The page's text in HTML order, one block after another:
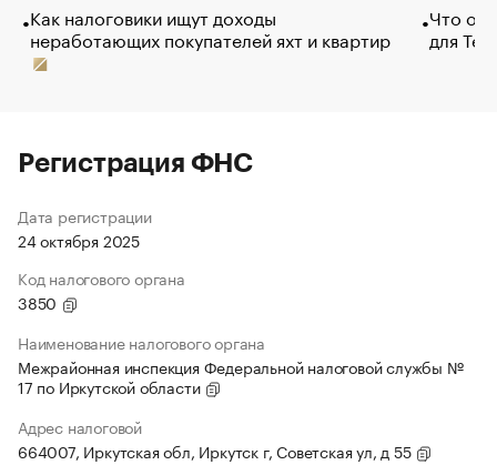
Как налоговики ищут доходы
неработающих покупателей яхт и квартир
Что
для
Регистрация ФНС
Дата регистрации
24 октября 2025
Код налогового органа
3850
Наименование налогового органа
Межрайонная инспекция Федеральной налоговой службы №
17 по Иркутской области
Адрес налоговой
664007, Иркутская обл, Иркутск г, Советская ул, д 55